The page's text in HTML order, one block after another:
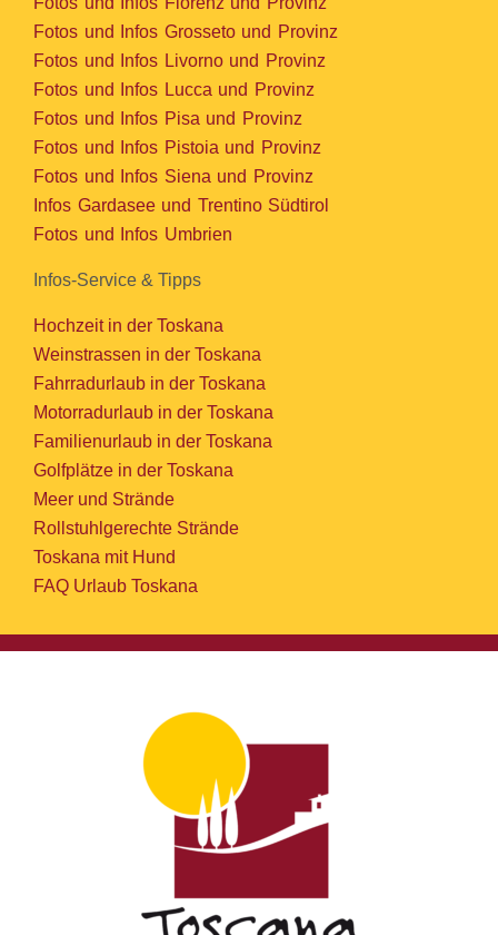
Fotos und Infos Grosseto und Provinz
Fotos und Infos Livorno und Provinz
Fotos und Infos Lucca und Provinz
Fotos und Infos Pisa und Provinz
Fotos und Infos Pistoia und Provinz
Fotos und Infos Siena und Provinz
Infos Gardasee und Trentino Südtirol
Fotos und Infos Umbrien
Infos-Service & Tipps
Hochzeit in der Toskana
Weinstrassen in der Toskana
Fahrradurlaub in der Toskana
Motorradurlaub in der Toskana
Familienurlaub in der Toskana
Golfplätze in der Toskana
Meer und Strände
Rollstuhlgerechte Strände
Toskana mit Hund
FAQ Urlaub Toskana